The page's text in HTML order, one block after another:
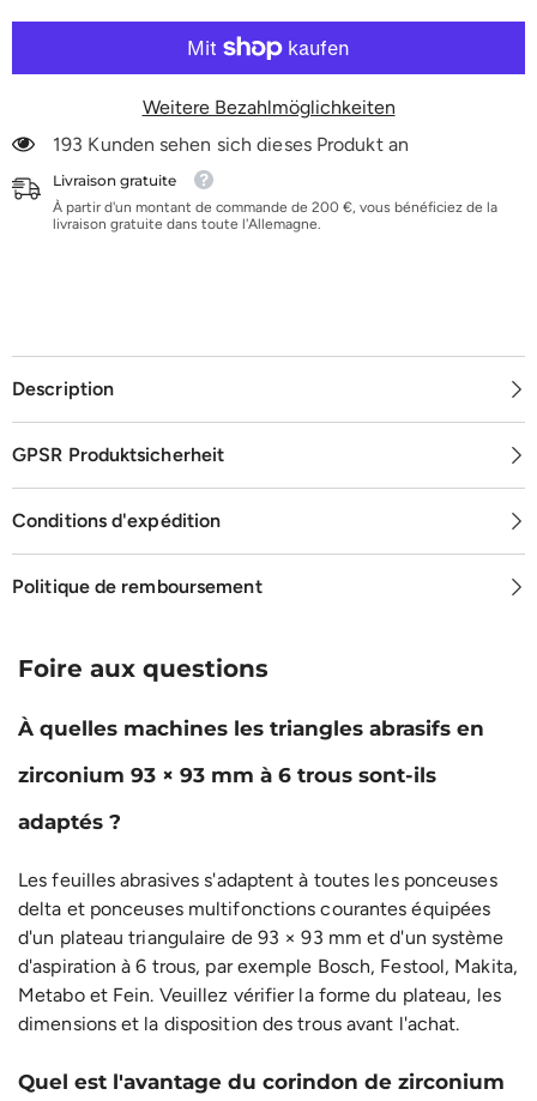
|
|
Weitere Bezahlmöglichkeiten
193 Kunden sehen sich dieses Produkt an
Livraison gratuite
À partir d'un montant de commande de 200 €, vous bénéficiez de la
livraison gratuite dans toute l'Allemagne.
Description
GPSR Produktsicherheit
Conditions d'expédition
Politique de remboursement
Foire aux questions
À quelles machines les triangles abrasifs en
zirconium 93 × 93 mm à 6 trous sont-ils
adaptés ?
Les feuilles abrasives s'adaptent à toutes les ponceuses
delta et ponceuses multifonctions courantes équipées
d'un plateau triangulaire de 93 × 93 mm et d'un système
d'aspiration à 6 trous, par exemple Bosch, Festool, Makita,
Metabo et Fein. Veuillez vérifier la forme du plateau, les
dimensions et la disposition des trous avant l'achat.
Quel est l'avantage du corindon de zirconium